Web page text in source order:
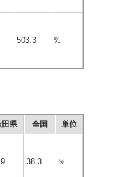
503.3 %
田県 全国 単位
38.3 ％